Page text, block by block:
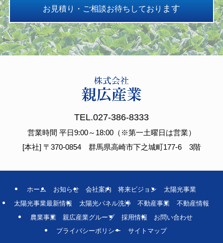
お見積り・ご相談お待ちしており ます
TEL.027-386-8333
営業時間 平日9:00～18:00（※第一土曜日は営業）
[本社] 〒370-0854 群馬県高崎市下之城町177-6 3階
ホーム お知らせ 会社案内 将来ビジョン
太陽光事業
太陽光事業最新情報
太陽光パネル洗浄 不動産事業
不動産情報
農業事業
親広産業グループ 採用情報
お問い合わせ
プライバシーポリシー
サイトマップ